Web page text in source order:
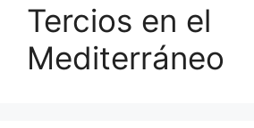
Tercios en el
Mediterráneo